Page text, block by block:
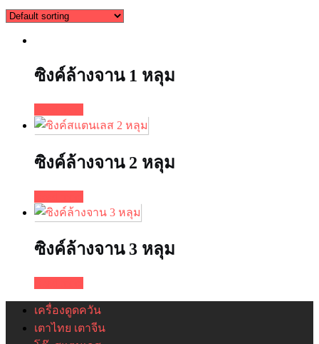
ซิงค์ล้างจาน 1 หลุม
ซิงค์ล้างจาน 2 หลุม
ซิงค์ล้างจาน 3 หลุม
เครื่องดูดควัน
เตาไทย เตาจีน